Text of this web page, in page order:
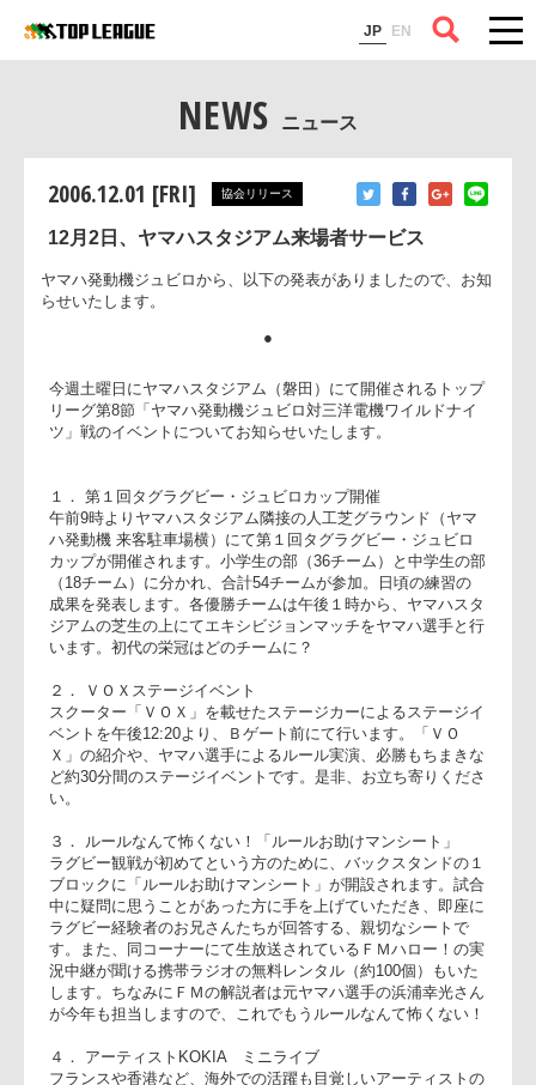
JP EN
コラム
NEWS ニュース
2006.12.01 [FRI] 協会リリース
12月2日、ヤマハスタジアム来場者サービス
ヤマハ発動機ジュビロから、以下の発表がありましたので、お
今週土曜日にヤマハスタジアム（磐田）にて開催されるトッ
１． 第１回タグラグビー・ジュビロカップ開催
午前9時よりヤマハスタジアム隣接の人工芝グラウンド（ヤマ
ハ発動機 来客駐車場横）にて第１回タグラグビー・ジュビロ
カップが開催されます。小学生の部（36チーム）と中学生の
（18チーム）に分かれ、合計54チームが参加。日頃の練習の
ジアムの芝生の上にてエキシビジョンマッチをヤマハ選手と
います。初代の栄冠はどのチームに？
２． ＶＯＸステージイベント
スクーター「ＶＯＸ」を載せたステージカーによるステージ
Ｘ」の紹介や、ヤマハ選手によるルール実演、必勝もちまき
ど約30分間のステージイベントです。是非、お立ち寄りくだ
い。
３． ルールなんて怖くない！「ルールお助けマンシート」
ラグビー観戦が初めてという方のために、バックスタンドの
ブロックに「ルールお助けマンシート」が開設されます。試
中に疑問に思うことがあった方に手を上げていただき、即座
す。また、同コーナーにて生放送されているＦＭハロー！の
況中継が聞ける携帯ラジオの無料レンタル（約100個）もいた